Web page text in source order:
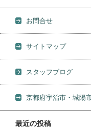
お問合せ
サイトマップ
スタッフブログ
京都府宇治市・城陽
最近の投稿